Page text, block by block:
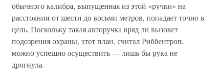
обычного калибра, выпущенная из этой «ручки» на
расстоянии от шести до восьми метров, попадает точно в
цель. Поскольку такая авторучка вряд ли вызовет
подозрения охраны, этот план, считал Риббентроп,
можно успешно осуществить — лишь бы рука не
дрогнула.